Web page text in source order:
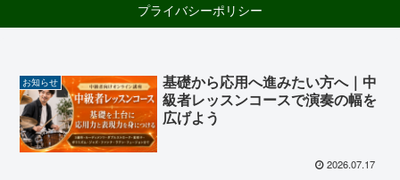
プライバシーポリシー
お知らせ
基礎から応用へ進みたい方へ｜中
級者レッスンコースで演奏の幅を
広げよう
2026.07.17